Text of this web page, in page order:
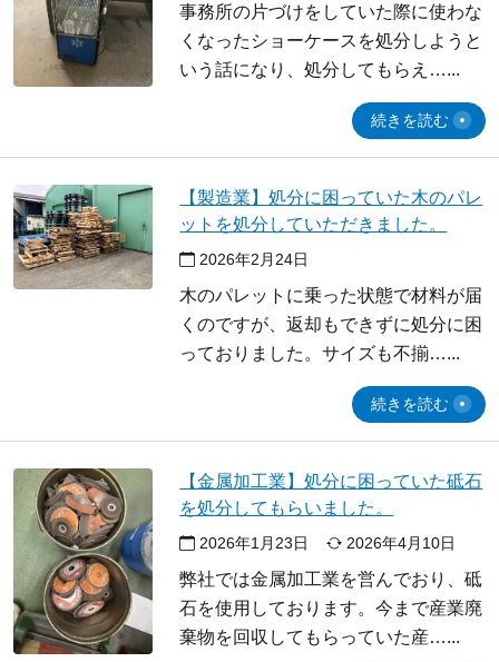
事務所の片づけをしていた際に使わな
くなったショーケースを処分しようと
いう話になり、処分してもらえ…
続きを読む
【製造業】処分に困っていた木のパレ
ットを処分していただきました。
2026年2月24日
木のパレットに乗った状態で材料が届
くのですが、返却もできずに処分に困
っておりました。サイズも不揃…
続きを読む
【金属加工業】処分に困っていた砥石
を処分してもらいました。
2026年1月23日 2026年4月10日
弊社では金属加工業を営んでおり、砥
石を使用しております。今まで産業廃
棄物を回収してもらっていた産…